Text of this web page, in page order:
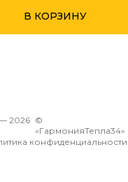
В КОРЗИНУ
конфиденциальности
©
«ГармонияТепла34»
2026
—